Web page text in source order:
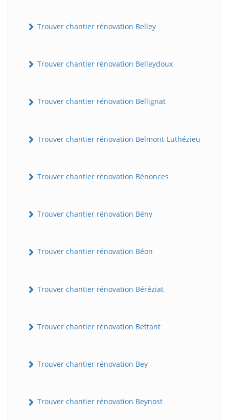
Trouver chantier rénovation Belley
Trouver chantier rénovation Belleydoux
Trouver chantier rénovation Bellignat
Trouver chantier rénovation Belmont-Luthézieu
Trouver chantier rénovation Bénonces
Trouver chantier rénovation Bény
Trouver chantier rénovation Béon
Trouver chantier rénovation Béréziat
Trouver chantier rénovation Bettant
Trouver chantier rénovation Bey
Trouver chantier rénovation Beynost